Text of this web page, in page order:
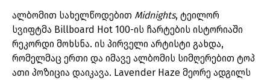
ალბომით სახელწოდებით Midnights, ტეილორ
სვიფტმა Billboard Hot 100-ის ჩარტების ისტორიაში
რეკორდი მოხსნა. ის პირველი არტისტი გახდა,
რომელმაც ერთი და იმავე ალბომის სიმღერებით ტოპ
ათი პოზიცია დაიკავა. Lavender Haze მეორე ადგილს